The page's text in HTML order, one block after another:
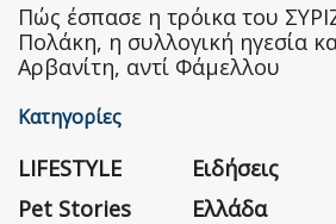
Πώς έσπασε η τρόικα του
Πολάκη, η συλλογική ηγεσία
Αρβανίτη, αντί Φάμελλου
Κατηγορίες
LIFESTYLE
Pet Stories
Ειδήσεις
Ελλάδα